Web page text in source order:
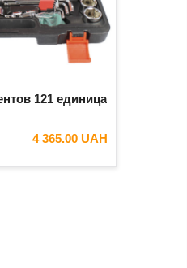
121 единица
4 365.00 UAH